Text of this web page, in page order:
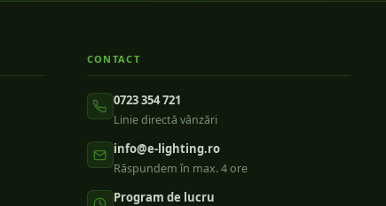
CONTACT
0723 354 721
Linie directă vânzări
info@e-lighting.ro
Răspundem în max. 4 ore
Program de lucru